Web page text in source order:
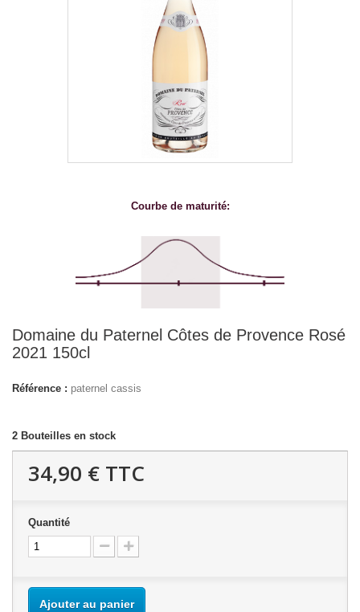
Courbe de maturité:
Domaine du Paternel Côtes de Provence Rosé
2021 150cl
Référence : paternel cassis
2 Bouteilles en stock
34,90 € TTC
Quantité
Ajouter au panier